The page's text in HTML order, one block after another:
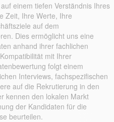
einem tiefen Verständnis Ihres
Zeit, Ihre Werte, Ihre
auf dem
Dies ermöglicht uns eine
anhand ihrer fachlichen
mit Ihrer
folgt einem
Interviews, fachspezifischen
auf die Rekrutierung in den
kennen den lokalen Markt
der Kandidaten für die
beurteilen.